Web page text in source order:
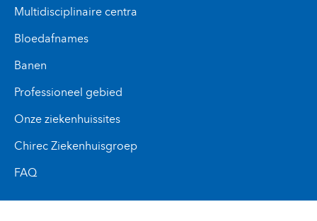
Multidisciplinaire centra
Bloedafnames
Banen
Professioneel gebied
Onze ziekenhuissites
Chirec Ziekenhuisgroep
FAQ